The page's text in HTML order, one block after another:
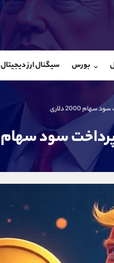
بورس سیگنال ارز دیجیتال
@Armteam_admin_104